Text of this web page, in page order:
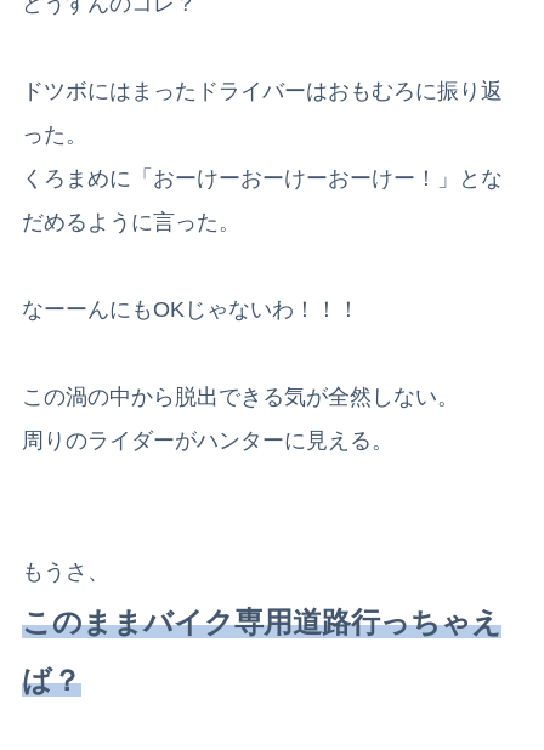
ドツボにはまったドライバーはおもむろに振り返
った。
くろまめに「おーけーおーけーおーけー！」とな
だめるように言った。
なーーんにもOKじゃないわ！！！
この渦の中から脱出できる気が全然しない。
周りのライダーがハンターに見える。
もうさ、
このままバイク専用道路行っちゃえ
ば？